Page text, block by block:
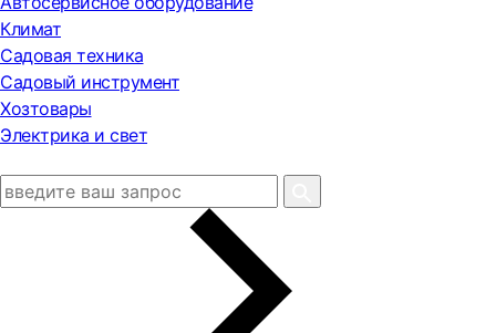
Климат
Садовая техника
Садовый инструмент
Хозтовары
Электрика и свет